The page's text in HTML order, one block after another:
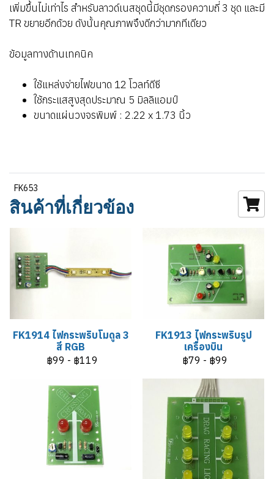
เพิ่มขึ้นไม่เท่าไร สำหรับลาวด์เนสชุดนี้มีชุดกรองความถี่ 3 ชุด และมี
TR ขยายอีกด้วย ดังนั้นคุณภาพจึงดีกว่ามากทีเดียว
ข้อมูลทางด้านเทคนิค
ใช้แหล่งจ่ายไฟขนาด 12 โวลท์ดีซี
ใช้กระแสสูงสุดประมาณ 5 มิลลิแอมป์
ขนาดแผ่นวงจรพิมพ์ : 2.22 x 1.73 นิ้ว
FK653
สินค้าที่เกี่ยวข้อง
FK1914 ไฟกระพริบโมดูล 3
สี RGB
฿99 - ฿119
FK1913 ไฟกระพริบรูป
เครื่องบิน
฿79 - ฿99